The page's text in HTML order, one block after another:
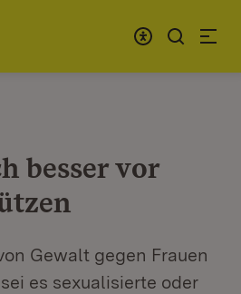
besser vor
Gewalt gegen Frauen
es sexualisierte oder